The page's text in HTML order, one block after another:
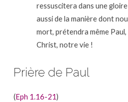
ressuscitera dans une
aussi de la manière dont
mort, prétendra même Paul,
Christ, notre vie !
Prière de Paul
(Eph 1.16-21)